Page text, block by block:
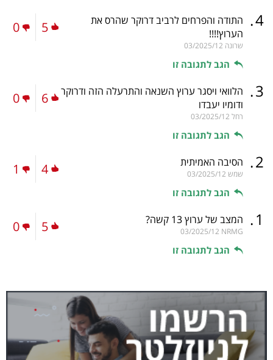
4
. התודה והפרחים לרביב דרוקר שהרס את
הערוץ!!!!
שרונה 03/2025/12
הגב לתגובה זו
5
0
3
. הלוואי ויסגר ערוץ השנאה והתרעלה הזה ודרוקר
ודומיו יעבדו
רחל 03/2025/12
הגב לתגובה זו
6
0
2
. הסיבה האמיתית
שמש 03/2025/12
הגב לתגובה זו
4
1
1
. המצב של ערוץ 13 קשה?
NRMG
03/2025/12
הגב לתגובה זו
5
0